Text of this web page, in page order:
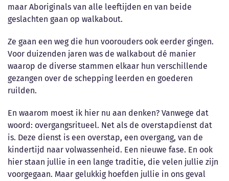
maar Aboriginals van alle leeftijden en van beide
geslachten gaan op walkabout.
Ze gaan een weg die hun voorouders ook eerder gingen.
Voor duizenden jaren was de walkabout dé manier
waarop de diverse stammen elkaar hun verschillende
gezangen over de schepping leerden en goederen
ruilden.
En waarom moest ik hier nu aan denken? Vanwege dat
woord: overgangsritueel. Net als de overstapdienst dat
is. Deze dienst is een overstap, een overgang, van de
kindertijd naar volwassenheid. Een nieuwe fase. En ook
hier staan jullie in een lange traditie, die velen jullie zijn
voorgegaan. Maar gelukkig hoefden jullie in ons geval